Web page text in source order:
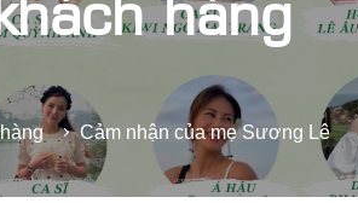
Cảm nhận của mẹ Sương Lê